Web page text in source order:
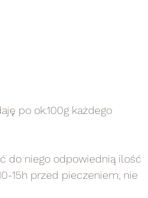
po ok.100g każdego
do niego odpowiednią ilość
15h przed pieczeniem, nie